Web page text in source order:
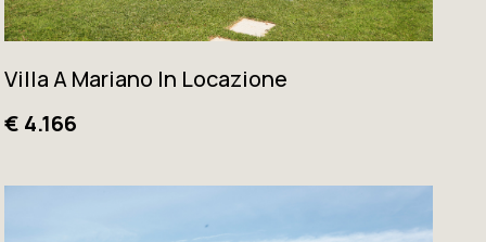
Villa A Mariano In Locazione
€ 4.166